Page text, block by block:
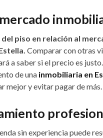
piso en relación al
Comparar con otras
a saber si el precio es
de una inmobiliaria en
mejor y evitar pagar de más.
sin experiencia puede